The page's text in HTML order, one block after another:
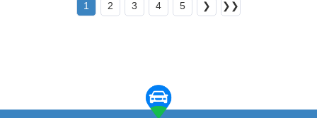
1 2 3 4 5 ❯ ❯❯